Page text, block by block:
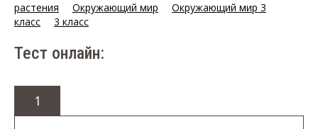
растения Окружающий мир
Окружающий мир 3
класс
3 класс
Тест онлайн:
1